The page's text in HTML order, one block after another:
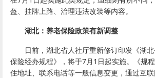
盔、挂牌上路、治理违法改装等内容。
湖北：养老保险政策有新调整
日前，湖北省人社厅重新修订印发《湖北
保险经办规程》，将于7月1日起实施。《规
住地址、联系电话等一般信息变更，通过互